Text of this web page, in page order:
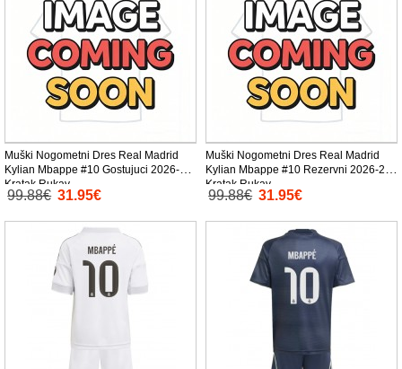
Muški Nogometni Dres Real Madrid
Kylian Mbappe #10 Gostujuci 2026-27
Kratak Rukav
99.88€ 31.95€
Muški Nogometni Dres Real Madrid
Kylian Mbappe #10 Rezervni 2026-27
Kratak Rukav
99.88€ 31.95€